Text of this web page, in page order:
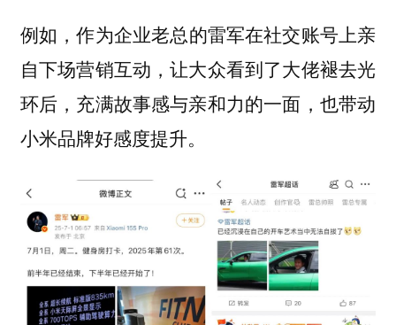
例如，作为企业老总的雷军在社交账号上亲
自下场营销互动，让大众看到了大佬褪去光
环后，充满故事感与亲和力的一面，也带动
小米品牌好感度提升。